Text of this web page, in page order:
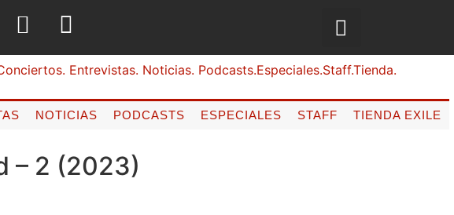
NOTICIAS PODCASTS ESPECIALES STAFF TIENDA EXILE
– 2 (2023)